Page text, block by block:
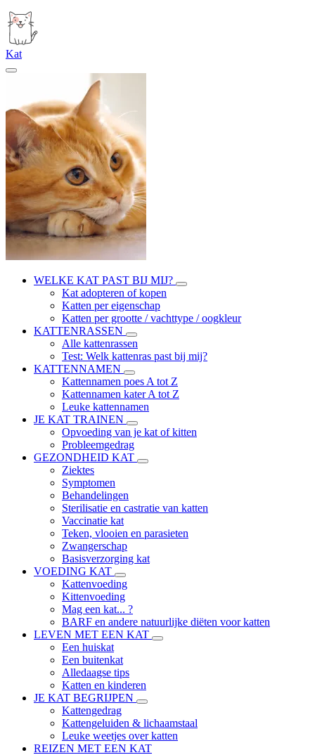
Kat
WELKE KAT PAST BIJ MIJ?
Kat adopteren of kopen
Katten per eigenschap
Katten per grootte / vachttype / oogkleur
KATTENRASSEN
Alle kattenrassen
Test: Welk kattenras past bij mij?
KATTENNAMEN
Kattennamen poes A tot Z
Kattennamen kater A tot Z
Leuke kattennamen
JE KAT TRAINEN
Opvoeding van je kat of kitten
Probleemgedrag
GEZONDHEID KAT
Ziektes
Symptomen
Behandelingen
Sterilisatie en castratie van katten
Vaccinatie kat
Teken, vlooien en parasieten
Zwangerschap
Basisverzorging kat
VOEDING KAT
Kattenvoeding
Kittenvoeding
Mag een kat... ?
BARF en andere natuurlijke diëten voor katten
LEVEN MET EEN KAT
Een huiskat
Een buitenkat
Alledaagse tips
Katten en kinderen
JE KAT BEGRIJPEN
Kattengedrag
Kattengeluiden & lichaamstaal
Leuke weetjes over katten
REIZEN MET EEN KAT